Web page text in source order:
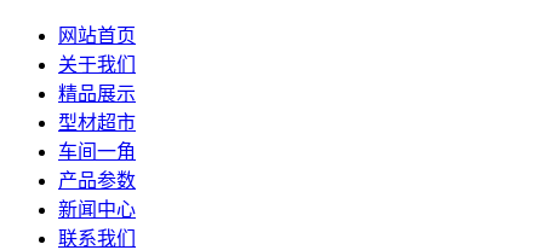
网站首页
关于我们
精品展示
型材超市
车间一角
产品参数
新闻中心
联系我们